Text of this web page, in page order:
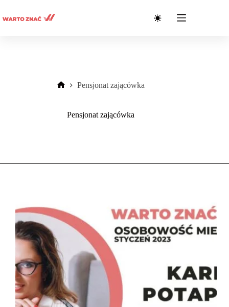
treści
Pensjonat zającówka
Pensjonat zającówka